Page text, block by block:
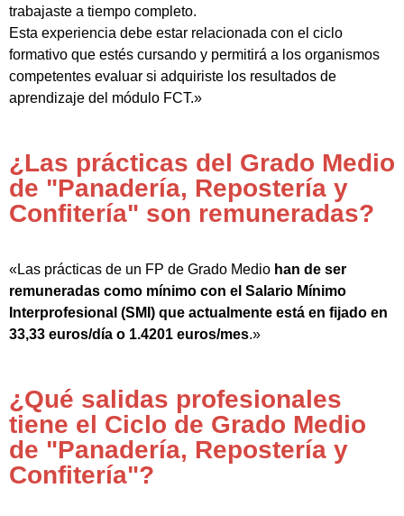
trabajaste a tiempo completo.
Esta experiencia debe estar relacionada con el ciclo
formativo que estés cursando y permitirá a los organismos
competentes evaluar si adquiriste los resultados de
aprendizaje del módulo FCT.»
¿Las prácticas del Grado Medio
de "Panadería, Repostería y
Confitería" son remuneradas?
«Las prácticas de un FP de Grado Medio han de ser
remuneradas como mínimo con el Salario Mínimo
Interprofesional (SMI) que actualmente está en fijado en
33,33 euros/día o 1.4201 euros/mes.»
¿Qué salidas profesionales
tiene el Ciclo de Grado Medio
de "Panadería, Repostería y
Confitería"?